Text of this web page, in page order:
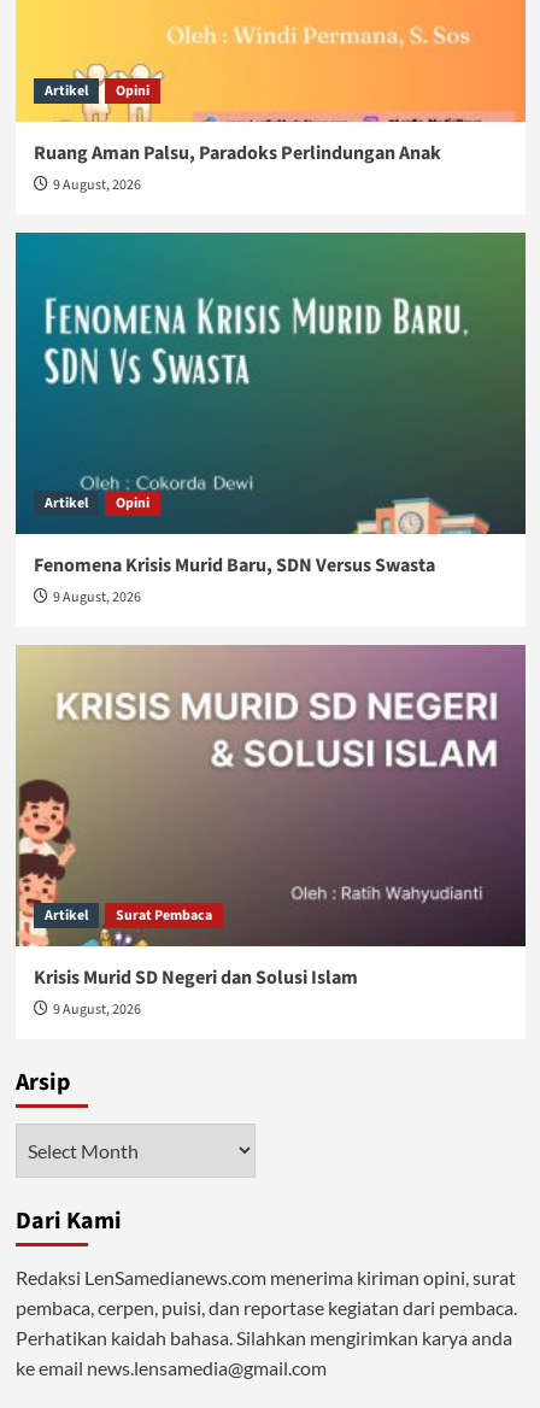
Artikel Opini
Ruang Aman Palsu, Paradoks Perlindungan Anak
9 August, 2026
Artikel Opini
Fenomena Krisis Murid Baru, SDN Versus Swasta
9 August, 2026
Artikel Surat Pembaca
Krisis Murid SD Negeri dan Solusi Islam
9 August, 2026
Arsip
Dari Kami
Redaksi LenSamedianews.com menerima kiriman opini, surat
pembaca, cerpen, puisi, dan reportase kegiatan dari pembaca.
Perhatikan kaidah bahasa. Silahkan mengirimkan karya anda
ke email news.lensamedia@gmail.com